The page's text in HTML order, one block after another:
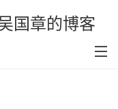
国章的博客